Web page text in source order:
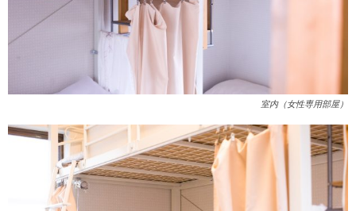
室内（女性専用部屋）